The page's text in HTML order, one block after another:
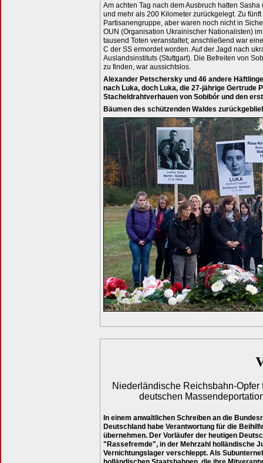
Am achten Tag nach dem Ausbruch hatten
und mehr als 200 Kilometer zurückgelegt. Zu
Partisanengruppe, aber waren noch nicht in
OUN (Organisation Ukrainischer Nationalisten)
tausend Toten veranstaltet; anschließend war
C der SS ermordet worden. Auf der Jagd nach
Auslandsinstituts (Stuttgart). Die Befreiten von
zu finden, war aussichtslos.
Alexander Petschersky und 46 andere
nach Luka, doch Luka, die 27-jährige Gertrude
Stacheldrahtverhauen von Sobibór und den
Bäumen des schützenden Waldes
Niederländische Reichsbahn-
deutschen
In einem anwaltlichen Schreiben an die
Deutschland habe Verantwortung für die
übernehmen. Der Vorläufer der heutigen
"Rassefremde", in der Mehrzahl holländische
Vernichtungslager verschleppt. Als